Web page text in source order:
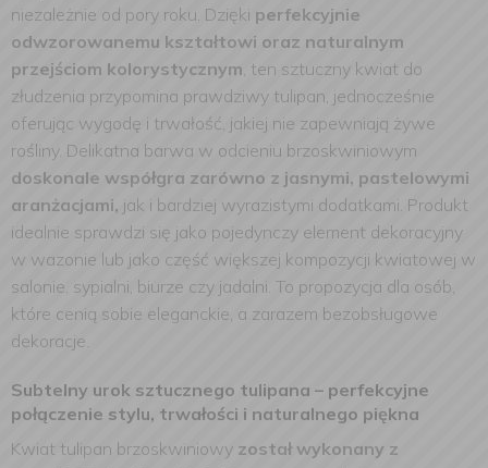
niezależnie od pory roku. Dzięki perfekcyjnie
odwzorowanemu kształtowi oraz naturalnym
przejściom kolorystycznym, ten sztuczny kwiat do
złudzenia przypomina prawdziwy tulipan, jednocześnie
oferując wygodę i trwałość, jakiej nie zapewniają żywe
rośliny. Delikatna barwa w odcieniu brzoskwiniowym
doskonale współgra zarówno z jasnymi, pastelowymi
aranżacjami, jak i bardziej wyrazistymi dodatkami. Produkt
idealnie sprawdzi się jako pojedynczy element dekoracyjny
w wazonie lub jako część większej kompozycji kwiatowej w
salonie, sypialni, biurze czy jadalni. To propozycja dla osób,
które cenią sobie eleganckie, a zarazem bezobsługowe
dekoracje.
Subtelny urok sztucznego tulipana – perfekcyjne
połączenie stylu, trwałości i naturalnego piękna
Kwiat tulipan brzoskwiniowy został wykonany z